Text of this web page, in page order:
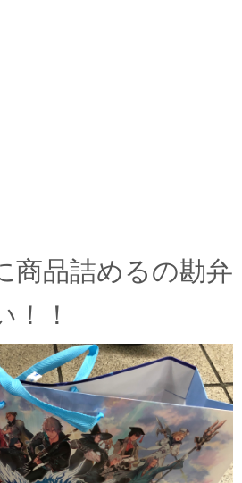
商品詰めるの勘弁
！！